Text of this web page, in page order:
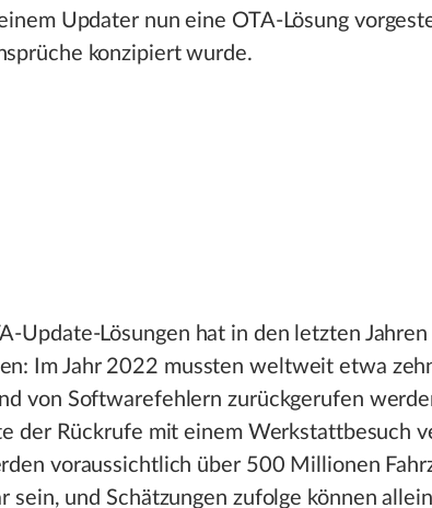
Updater nun eine OTA-Lösung
konzipiert wurde.
Update-Lösungen hat in den letzten Jahren
Im Jahr 2022 mussten weltweit etwa
von Softwarefehlern zurückgerufen
der Rückrufe mit einem Werkstattbesuch
voraussichtlich über 500 Millionen
sein, und Schätzungen zufolge können